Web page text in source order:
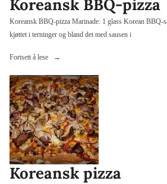
Koreansk BBQ-pizza
Koreansk BBQ-pizza Marinade: 1 glass Korean BBQ-
kjøttet i terninger og bland det med sausen i
Fortsett å lese
«Koreansk
pizza»
Koreansk pizza